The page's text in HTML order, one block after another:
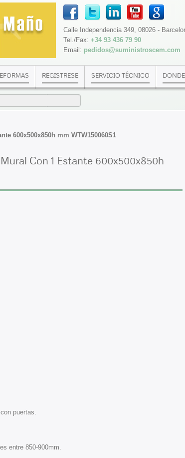
Calle Independencia 349, 08026 -
Tel./Fax: +34 93 436 79 90
Email: pedidos@suministroscem.com
REGISTRESE SERVICIO TÉCNICO
600x500x850h mm WTW150060S1
Con 1 Estante 600x500x850h
puertas.
entre 850-900mm.